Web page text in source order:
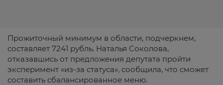
Прожиточный минимум в области, подчеркнем,
составляет 7241 рубль. Наталья Соколова,
отказавшись от предложения депутата пройти
эксперимент «из-за статуса», сообщила, что сможет
составить сбалансированное меню.